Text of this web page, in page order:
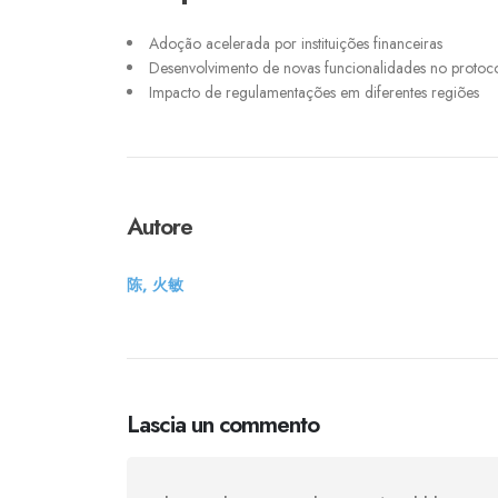
Adoção acelerada por instituições financeiras
Desenvolvimento de novas funcionalidades no
Impacto de regulamentações em diferentes regiões
Autore
陈, 火敏
Lascia un commento